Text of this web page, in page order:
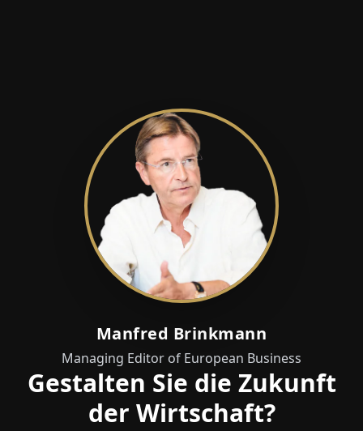
Manfred Brinkmann
Managing Editor of European Business
Gestalten Sie die Zukunft
der Wirtschaft?